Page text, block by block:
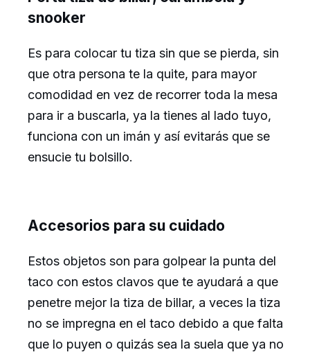
snooker
Es para colocar tu tiza sin que se pierda, sin
que otra persona te la quite, para mayor
comodidad en vez de recorrer toda la mesa
para ir a buscarla, ya la tienes al lado tuyo,
funciona con un imán y así evitarás que se
ensucie tu bolsillo.
Accesorios para su cuidado
Estos objetos son para golpear la punta del
taco con estos clavos que te ayudará a que
penetre mejor la tiza de billar, a veces la tiza
no se impregna en el taco debido a que falta
que lo puyen o quizás sea la suela que ya no